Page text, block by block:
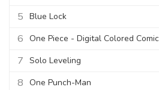
5 Blue Lock
6 One Piece - Digital Colored
7 Solo Leveling
8 One Punch-Man